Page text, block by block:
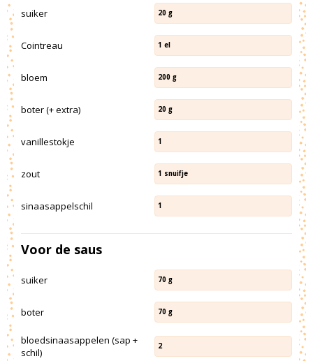
suiker 20 g
Cointreau 1 el
bloem 200 g
boter (+ extra) 20 g
vanillestokje 1
zout 1 snuifje
sinaasappelschil 1
Voor de saus
suiker 70 g
boter 70 g
bloedsinaasappelen (sap +
schil)
2